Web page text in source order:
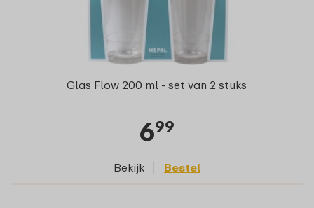
Glas Flow 200 ml - set van 2 stuks
699
Bekijk Bestel